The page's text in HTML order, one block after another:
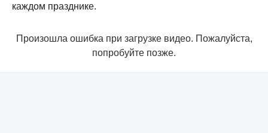
каждом празднике.
Произошла ошибка при загрузке видео. Пожалуйста,
попробуйте позже.